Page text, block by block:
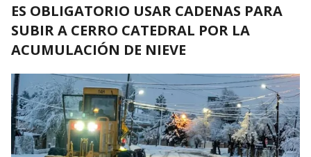
ES OBLIGATORIO USAR CADENAS PARA
SUBIR A CERRO CATEDRAL POR LA
ACUMULACIÓN DE NIEVE